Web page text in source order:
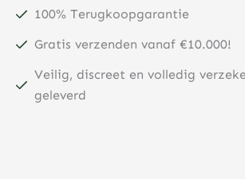
100% Terugkoopgarantie
Gratis verzenden vanaf €10.000!
Veilig, discreet en volledig
geleverd